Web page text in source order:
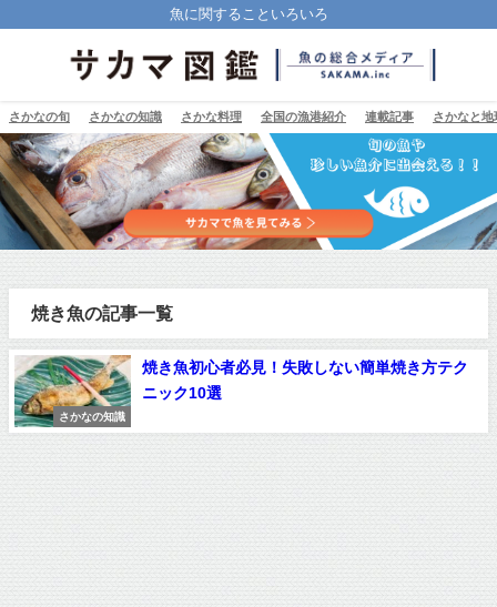
魚に関することいろいろ
さかなの旬 さかなの知識 さかな料理 全国の漁港紹介 連載記事 さかなと地
焼き魚の記事一覧
さかなの知識
焼き魚初心者必見！失敗しない簡単焼き方テク
ニック10選